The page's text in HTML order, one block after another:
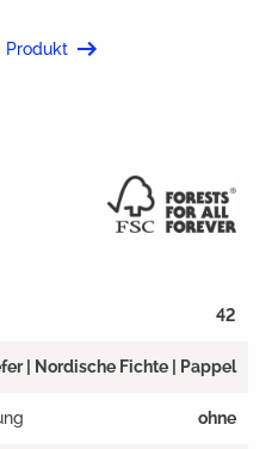
Produkt
42
| Nordische Fichte | Pappel
ohne